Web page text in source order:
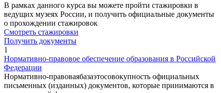
В рамках данного курса вы можете пройти стажировки в
ведущих музеях России, и получить официальные документы
о прохождении стажировок
Смотреть стажировки
Получить документы
1
Нормативно-правовое обеспечение образования в Российской
Федерации
Нормативно-правоваябазаэтосовокупность официальных
письменных (изданных) документов, которые принимаются в